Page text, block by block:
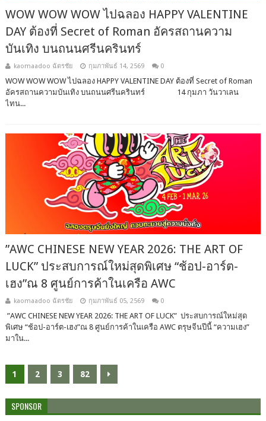
WOW WOW WOW ไปฉลอง HAPPY VALENTINE
DAY ต้องที่ Secret of Roman อัครสถานความ
บันเทิง บนถนนศรีนครินทร์
kaomaadoo ฉัตรชัย กุมภาพันธ์ 14, 2569 0
WOW WOW WOW ไปฉลอง HAPPY VALENTINE DAY ต้องที่ Secret of Roman
อัครสถานความบันเทิง บนถนนศรีนครินทร์ 14 กุมภา วันวาเลน
ไทน...
”AWC CHINESE NEW YEAR 2026: THE ART OF
LUCK” ประสบการณ์ใหม่สุดพิเศษ “ช้อป-อาร์ต-
เฮง”ณ 8 ศูนย์การค้าในเครือ AWC
kaomaadoo ฉัตรชัย กุมภาพันธ์ 05, 2569 0
”AWC CHINESE NEW YEAR 2026: THE ART OF LUCK” ประสบการณ์ใหม่สุด
พิเศษ “ช้อป-อาร์ต-เฮง”ณ 8 ศูนย์การค้าในเครือ AWC ตรุษจีนปีนี้ “ความเฮง”
มาใน...
1 2 3 82
SPONSOR